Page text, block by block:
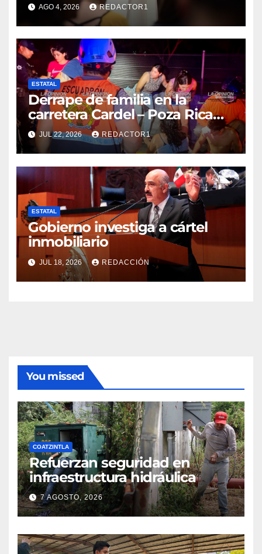
AGO 4, 2026 REDACTOR1
ESTATAL
Derrape de familia en la
carretera Cardel – Poza Rica
reaviva críticas por tardanza
de ambulancia municipal
JUL 22, 2026 REDACTOR1
ESTATAL
Gobierno investiga a cártel
inmobiliario
JUL 18, 2026 REDACCIÓN
You missed
COATZINTLA
Refuerzan seguridad en
infraestructura hidráulica
7 AGOSTO, 2026